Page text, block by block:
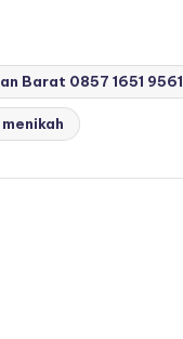
Barat 0857 1651 9561